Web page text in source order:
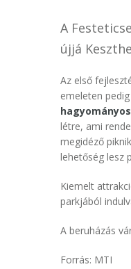
A
újjá
Az első
emeleten
létre, ami
megidéző
lehetőség lesz
Kiemelt
parkjából
A beruházás
Forrás: MTI